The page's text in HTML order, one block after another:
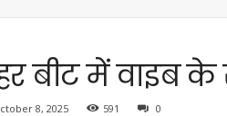
बीट में वाइब
8, 2025 591 0